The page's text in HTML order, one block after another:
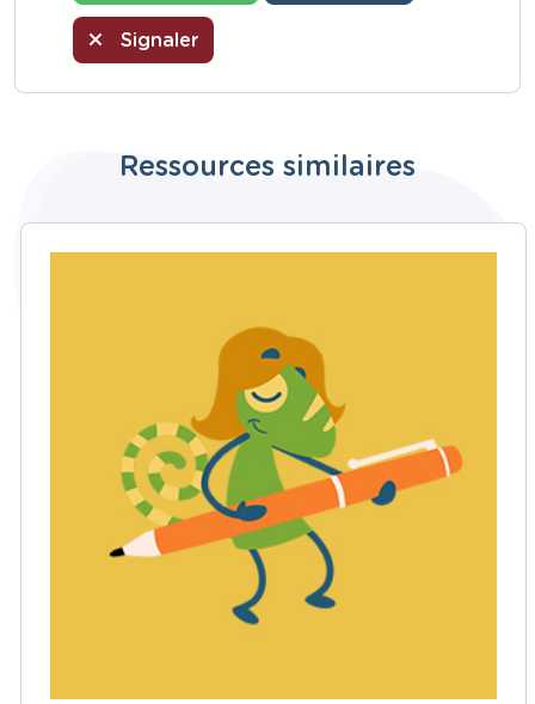
Signaler
Ressources similaires